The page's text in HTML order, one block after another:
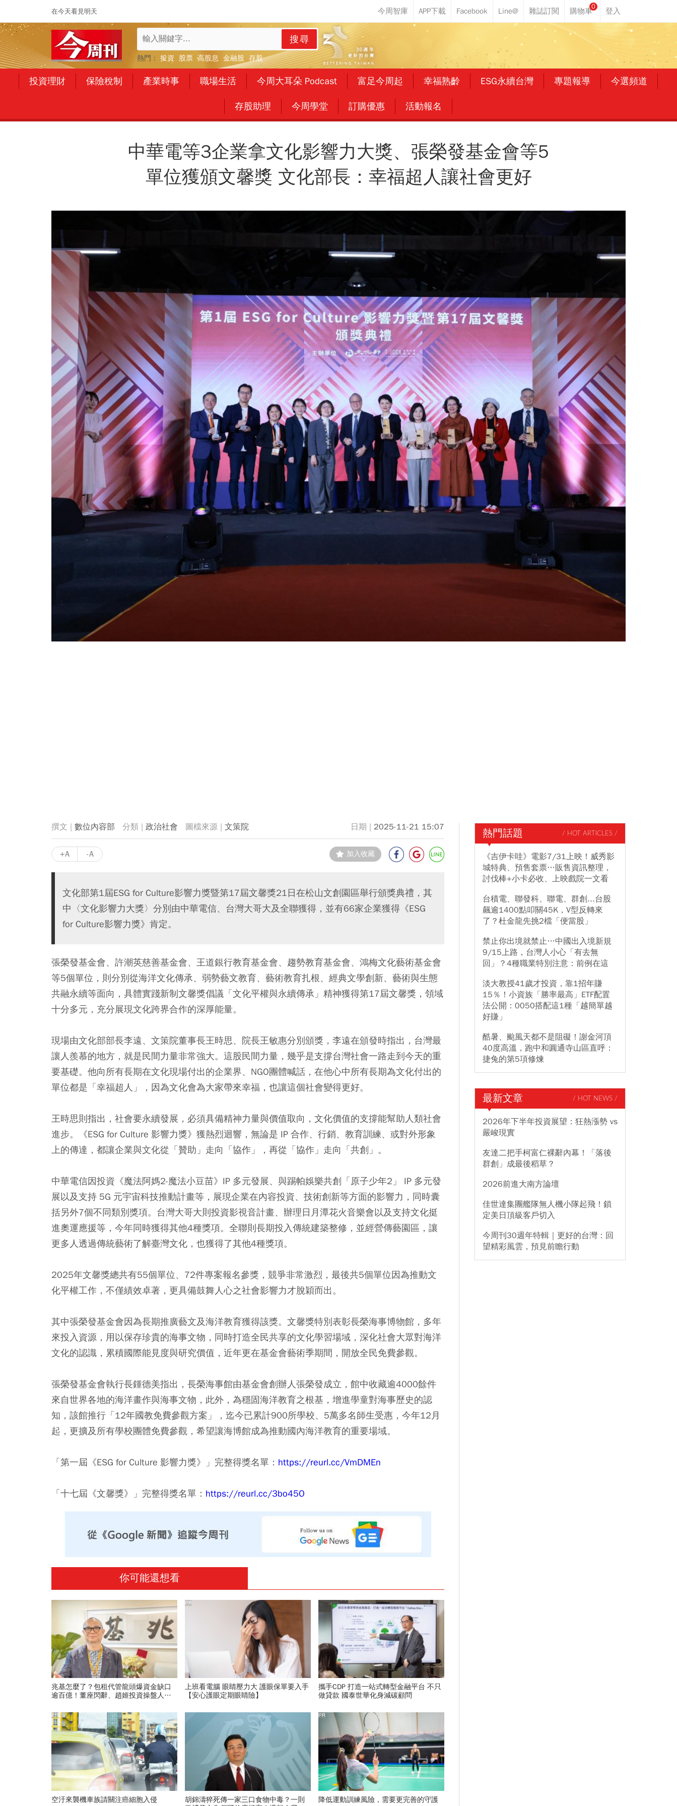
在今天看見明天
0
搜尋
熱門： 投資 股票 高股息 金融股 存股
投資理財 保險稅制 產業時事 職場生活 今周大耳朵 Podcast 富足今周起 幸福熟齡 ESG永續台灣 專題報導 今選頻道
存股助理 今周學堂 訂購優惠 活動報名
中華電等3企業拿文化影響力大獎、張榮發基金會等5
單位獲頒文馨獎 文化部長：幸福超人讓社會更好
數位內容部 政治社會 文策院 2025-11-21 15:07
+A -A 加入收藏
文化部第1屆ESG for Culture影響力獎暨第17屆文馨獎21日在松山文創園區舉行頒獎典禮，其
中〈文化影響力大獎〉分別由中華電信、台灣大哥大及全聯獲得，並有66家企業獲得《ESG
for Culture影響力獎》肯定。
張榮發基金會、許潮英慈善基金會、王道銀行教育基金會、趨勢教育基金會、鴻梅文化藝術基金會
等5個單位，則分別從海洋文化傳承、弱勢藝文教育、藝術教育扎根、經典文學創新、藝術與生態
共融永續等面向，具體實踐新制文馨獎倡議「文化平權與永續傳承」精神獲得第17屆文馨獎，領域
十分多元，充分展現文化跨界合作的深厚能量。
現場由文化部部長李遠、文策院董事長王時思、院長王敏惠分別頒獎，李遠在頒發時指出，台灣最
讓人羨慕的地方，就是民間力量非常強大。這股民間力量，幾乎是支撐台灣社會一路走到今天的重
要基礎。他向所有長期在文化現場付出的企業界、NGO團體喊話，在他心中所有長期為文化付出的
單位都是「幸福超人」，因為文化會為大家帶來幸福，也讓這個社會變得更好。
王時思則指出，社會要永續發展，必須具備精神力量與價值取向，文化價值的支撐能幫助人類社會
進步。《ESG for Culture 影響力獎》獲熱烈迴響，無論是 IP 合作、行銷、教育訓練、或對外形象
上的傳達，都讓企業與文化從「贊助」走向「協作」，再從「協作」走向「共創」。
中華電信因投資《魔法阿媽2-魔法小豆苗》IP 多元發展、與踢帕娛樂共創「原子少年2」 IP 多元發
展以及支持 5G 元宇宙科技推動計畫等，展現企業在內容投資、技術創新等方面的影響力，同時囊
括另外7個不同類別獎項。台灣大哥大則投資影視音計畫、辦理日月潭花火音樂會以及支持文化挺
進奧運應援等，今年同時獲得其他4種獎項。全聯則長期投入傳統建築整修，並經營傳藝園區，讓
更多人透過傳統藝術了解臺灣文化，也獲得了其他4種獎項。
2025年文馨獎總共有55個單位、72件專案報名參獎，競爭非常激烈，最後共5個單位因為推動文
化平權工作，不僅績效卓著，更具備鼓舞人心之社會影響力才脫穎而出。
其中張榮發基金會因為長期推廣藝文及海洋教育獲得該獎。文馨獎特別表彰長榮海事博物館，多年
來投入資源，用以保存珍貴的海事文物，同時打造全民共享的文化學習場域，深化社會大眾對海洋
文化的認識，累積國際能見度與研究價值，近年更在基金會藝術季期間，開放全民免費參觀。
張榮發基金會執行長鍾德美指出，長榮海事館由基金會創辦人張榮發成立，館中收藏逾4000餘件
來自世界各地的海洋畫作與海事文物，此外，為穩固海洋教育之根基，增進學童對海事歷史的認
知，該館推行「12年國教免費參觀方案」，迄今已累計900所學校、5萬多名師生受惠，今年12月
起，更擴及所有學校團體免費參觀，希望讓海博館成為推動國內海洋教育的重要場域。
「第一屆《ESG for Culture 影響力獎》」完整得獎名單： https://reurl.cc/VmDMEn
「十七屆《文馨獎》」完整得獎名單： https://reurl.cc/3bo45O
你可能還想看
兆基怎麼了？包租代管龍頭爆資金缺口
逾百億！董座閃辭、趙姬投資操盤人失
上班看電腦 眼睛壓力大 護眼保單要入手
【安心護眼定期眼睛險】
PR
攜手CDP 打造一站式轉型金融平台 不只
做貸款 國泰世華化身減碳顧問
空汙來襲機車族請關注癌細胞入侵
PR
胡錦濤猝死傳一家三口食物中毒？一則
降低運動訓練風險，需要更完善的守護
PR
熱門話題 / HOT ARTICLES /
《吉伊卡哇》電影7/31上映！威秀影
城特典、預售套票…販售資訊整理，
討伐棒+小卡必收、上映戲院一文看
台積電、聯發科、聯電、群創...台股
飆逾1400點叩關45K，V型反轉來
了？杜金龍先挑2檔「便當股」
禁止你出境就禁止…中國出入境新規
9/15上路，台灣人小心「有去無
回」？4種職業特別注意：前例在這
淡大教授41歲才投資，靠1招年賺
15％！小資族「勝率最高」ETF配置
法公開：0050搭配這1種「越簡單越
好賺」
酷暑、颱風天都不是阻礙！謝金河頂
40度高溫，跑中和圓通寺山區直呼：
捷兔的第5項修煉
最新文章 / HOT NEWS /
2026年下半年投資展望：狂熱漲勢 vs
嚴峻現實
友達二把手柯富仁裸辭內幕！「落後
群創」成最後稻草？
2026前進大南方論壇
佳世達集團艦隊無人機小隊起飛！鎖
定美日頂級客戶切入
今周刊30週年特輯｜更好的台灣：回
望精彩風雲，預見前瞻行動